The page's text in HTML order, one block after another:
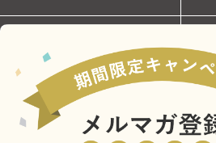
Cookieポリシー ご